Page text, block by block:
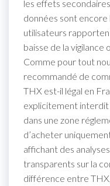
les effets
données sont encore
utilisateurs
baisse de la
Comme pour tout
recommandé de
THX est-il légal en
explicitement interdit
dans une zone
d’acheter
affichant des
transparents sur la
différence entre